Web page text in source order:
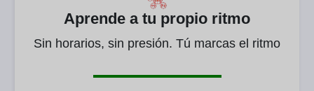
Aprende a tu propio ritmo
Sin horarios, sin presión. Tú marcas el ritmo